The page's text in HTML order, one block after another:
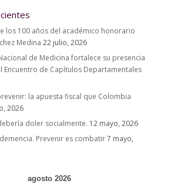
los 100 años del académico honorario
Medina 22 julio, 2026
de Medicina fortalece su presencia
Encuentro de Capítulos Departamentales
la apuesta fiscal que Colombia
2026
doler socialmente. 12 mayo, 2026
Prevenir es combatir7 mayo,
agosto 2026